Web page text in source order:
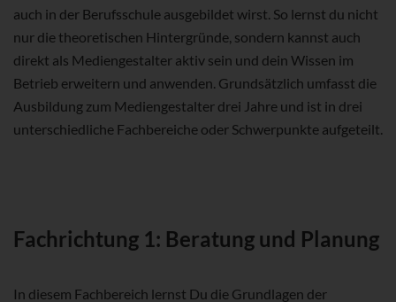
auch in der Berufsschule ausgebildet wirst. So lernst du nicht
nur die theoretischen Hintergründe, sondern kannst auch
direkt als Mediengestalter aktiv sein und dein Wissen im
Betrieb erweitern und anwenden. Grundsätzlich umfasst die
Ausbildung zum Mediengestalter drei Jahre und ist in drei
unterschiedliche Fachbereiche oder Schwerpunkte aufgeteilt.
Fachrichtung 1: Beratung und Planung
In diesem Fachbereich lernst Du die Grundlagen der